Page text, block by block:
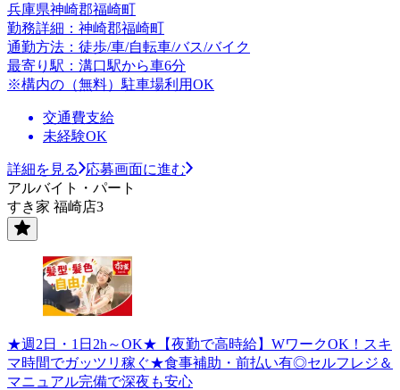
兵庫県神崎郡福崎町
勤務詳細：神崎郡福崎町
通勤方法：徒歩/車/自転車/バス/バイク
最寄り駅：溝口駅から車6分
※構内の（無料）駐車場利用OK
交通費支給
未経験OK
詳細を見る
応募画面に進む
アルバイト・パート
すき家 福崎店3
★週2日・1日2h～OK★【夜勤で高時給】WワークOK！スキ
マ時間でガッツリ稼ぐ★食事補助・前払い有◎セルフレジ＆
マニュアル完備で深夜も安心